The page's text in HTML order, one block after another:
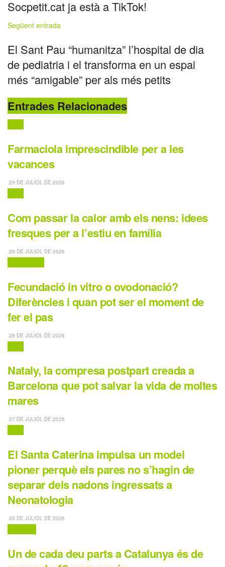
Socpetit.cat ja està a TikTok!
Següent entrada
El Sant Pau “humanitza” l’hospital de dia
de pediatria i el transforma en un espai
més “amigable” per als més petits
Entrades Relacionades
Farmaciola imprescindible per a les
vacances
29 DE JULIOL DE 2026
Com passar la calor amb els nens: idees
fresques per a l’estiu en família
29 DE JULIOL DE 2026
Fecundació in vitro o ovodonació?
Diferències i quan pot ser el moment de
fer el pas
28 DE JULIOL DE 2026
Nataly, la compresa postpart creada a
Barcelona que pot salvar la vida de moltes
mares
27 DE JULIOL DE 2026
El Santa Caterina impulsa un model
pioner perquè els pares no s’hagin de
separar dels nadons ingressats a
Neonatologia
23 DE JULIOL DE 2026
Un de cada deu parts a Catalunya és de